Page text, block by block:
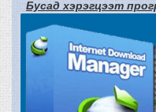
Бусад хэрэгцээт